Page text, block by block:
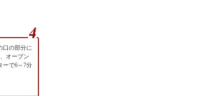
口の部分に
オーブン
ーで6～7分